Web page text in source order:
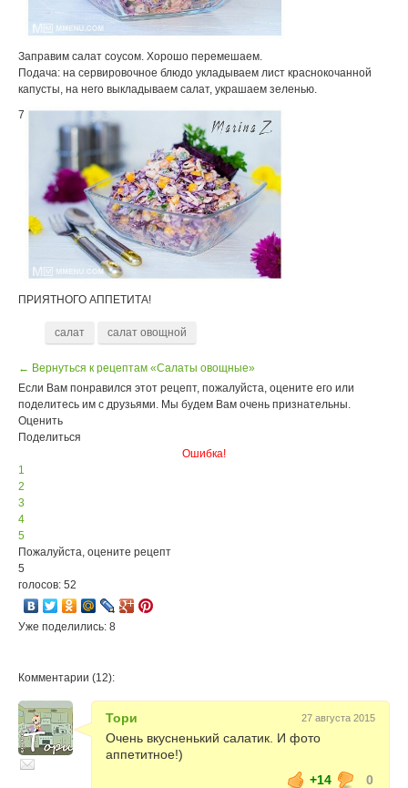
Заправим салат соусом. Хорошо перемешаем.
Подача: на сервировочное блюдо укладываем лист краснокочанной
капусты, на него выкладываем салат, украшаем зеленью.
7
ПРИЯТНОГО АППЕТИТА!
салат салат овощной
← Вернуться к рецептам «Салаты овощные»
Если Вам понравился этот рецепт, пожалуйста, оцените его или
поделитесь им с друзьями. Мы будем Вам очень признательны.
Оценить
Поделиться
Ошибка!
1
2
3
4
5
Пожалуйста, оцените рецепт
5
голосов: 52
Уже поделились: 8
Комментарии (12):
Тори 27 августа 2015
Очень вкусненький салатик. И фото
аппетитное!)
+14
0